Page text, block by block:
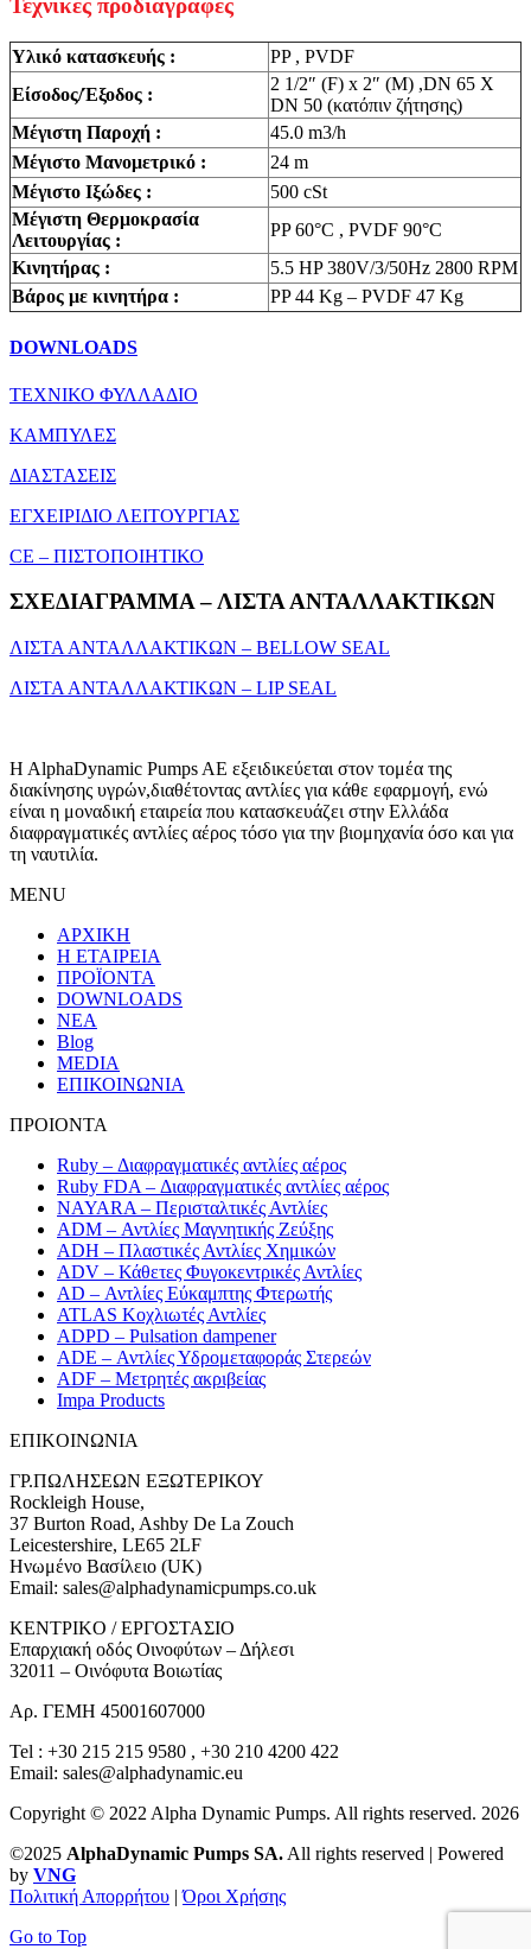
Τεχνικές προδιαγραφές
Υλικό κατασκευής :
PP , PVDF
Είσοδος/Έξοδος :
2 1/2″ (F) x 2″ (M) ,DN 65 X
DN 50 (κατόπιν ζήτησης)
Μέγιστη Παροχή :
45.0 m3/h
Μέγιστο Μανομετρικό :
24 m
Μέγιστο Ιξώδες :
500 cSt
Μέγιστη Θερμοκρασία
Λειτουργίας :
PP 60°C , PVDF 90°C
Κινητήρας :
5.5 HP 380V/3/50Hz 2800 RPM
Βάρος με κινητήρα :
PP 44 Kg – PVDF 47 Kg
DOWNLOADS
ΤΕΧΝΙΚΟ ΦΥΛΛΑΔΙΟ
ΚΑΜΠΥΛΕΣ
ΔΙΑΣΤΑΣΕΙΣ
ΕΓΧΕΙΡΙΔΙΟ ΛΕΙΤΟΥΡΓΙΑΣ
CE – ΠΙΣΤΟΠΟΙΗΤΙΚΟ
ΣΧΕΔΙΑΓΡΑΜΜΑ – ΛΙΣΤΑ ΑΝΤΑΛΛΑΚΤΙΚΩΝ
ΛΙΣΤΑ ΑΝΤΑΛΛΑΚΤΙΚΩΝ – BELLOW SEAL
ΛΙΣΤΑ ΑΝΤΑΛΛΑΚΤΙΚΩΝ – LIP SEAL
H AlphaDynamic Pumps AE εξειδικεύεται στον τομέα της
διακίνησης υγρών,διαθέτοντας αντλίες για κάθε εφαρμογή, ενώ
είναι η μοναδική εταιρεία που κατασκευάζει στην Ελλάδα
διαφραγματικές αντλίες αέρος τόσο για την βιομηχανία όσο και για
τη ναυτιλία.
MENU
ΑΡΧΙΚΗ
Η ΕΤΑΙΡΕΙΑ
ΠΡΟΪΟΝΤΑ
DOWNLOADS
ΝΕΑ
Blog
MEDIA
ΕΠΙΚΟΙΝΩΝΙΑ
ΠΡΟΙΟΝΤΑ
Ruby – Διαφραγματικές αντλίες αέρος
Ruby FDA – Διαφραγματικές αντλίες αέρος
NAYARA – Περισταλτικές Αντλίες
ADM – Αντλίες Μαγνητικής Ζεύξης
ADH – Πλαστικές Αντλίες Χημικών
ADV – Κάθετες Φυγοκεντρικές Αντλίες
AD – Αντλίες Εύκαμπτης Φτερωτής
ATLAS Κοχλιωτές Αντλίες
ADPD – Pulsation dampener
ADE – Αντλίες Υδρομεταφοράς Στερεών
ADF – Μετρητές ακριβείας
Impa Products
ΕΠΙΚOIΝΩΝΙΑ
ΓΡ.ΠΩΛΗΣΕΩΝ ΕΞΩΤΕΡΙΚΟΥ
Rockleigh House,
37 Burton Road, Ashby De La Zouch
Leicestershire, LE65 2LF
Ηνωμένο Βασίλειο (UK)
Email: sales@alphadynamicpumps.co.uk
KENTΡIKO / ΕΡΓΟΣΤΑΣΙΟ
Επαρχιακή οδός Οινοφύτων – Δήλεσι
32011 – Οινόφυτα Βοιωτίας
Αρ. ΓΕΜΗ 45001607000
Tel : +30 215 215 9580 , +30 210 4200 422
Email: sales@alphadynamic.eu
Copyright © 2022 Alpha Dynamic Pumps. All rights reserved. 2026
©2025 AlphaDynamic Pumps SA. All rights reserved | Powered
by VNG
Πολιτική Απορρήτου |Όροι Χρήσης
Go to Top